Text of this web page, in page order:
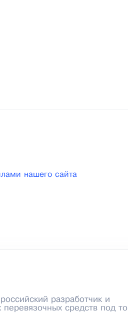
нашего сайта
разработчик и
средств под